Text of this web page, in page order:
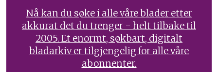
Nå kan du søke i alle våre blader etter
akkurat det du trenger - helt tilbake til
2005. Et enormt, søkbart, digitalt
bladarkiv er tilgjengelig for alle våre
abonnenter.